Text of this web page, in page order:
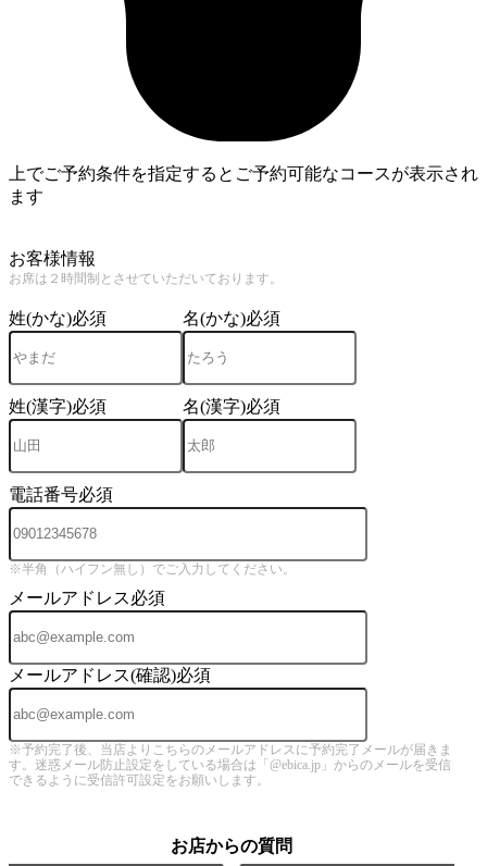
上でご予約条件を指定するとご予約可能なコースが表示され
ます
お客様情報
お席は２時間制とさせていただいております。
姓(かな)必須 名(かな)必須
姓(漢字)必須 名(漢字)必須
電話番号必須
※半角（ハイフン無し）でご入力してください。
メールアドレス必須
メールアドレス(確認)必須
※予約完了後、当店よりこちらのメールアドレスに予約完了メールが届きま
す。迷惑メール防止設定をしている場合は「@ebica.jp」からのメールを受信
できるように受信許可設定をお願いします。
お店からの質問